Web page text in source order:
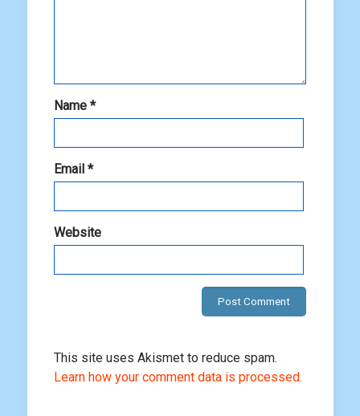
Name *
Email *
Website
This site uses Akismet to reduce spam.
Learn how your comment data is processed.